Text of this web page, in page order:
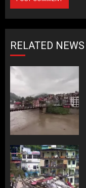
RELATED NEWS